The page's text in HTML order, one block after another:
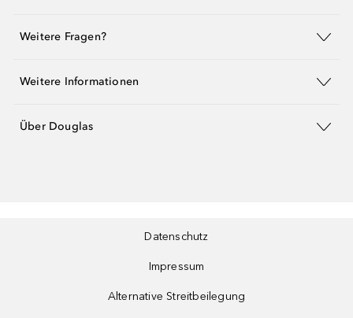
Weitere Fragen?
Weitere Informationen
Über Douglas
Datenschutz
Impressum
Alternative Streitbeilegung